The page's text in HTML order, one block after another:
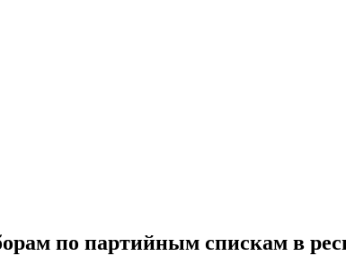
по партийным спискам в